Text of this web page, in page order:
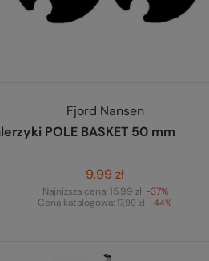
Fjord Nansen
POLE BASKET 50 mm
9,99 zł
Najniższa cena:15,99 zł -37%
Cena katalogowa:17,99 zł -44%